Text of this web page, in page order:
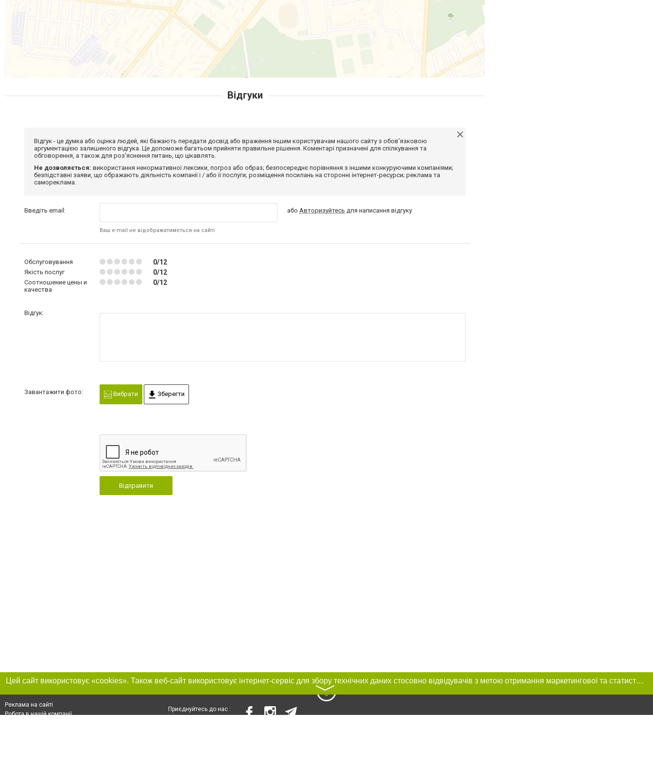
Відгуки
Відгук - це думка або оцінка людей, які бажають передати досвід або враження іншим користувачам нашого сайту з обов'язковою
аргументацією залишеного відгука. Це допоможе багатьом прийняти правильне рішення. Коментарі призначені для спілкування та
обговорення, а також для роз'яснення питань, що цікавлять.
Не дозволяється: використання ненормативної лексики, погроз або образ; безпосереднє порівняння з іншими конкуруючими компаніями;
безпідставні заяви, що ображають діяльність компанії і / або її послуги; розміщення посилань на сторонні інтернет-ресурси; реклама та
самореклама.
Введіть email:
Ваш e-mail не відображатиметься на сайті
абоАвторизуйтесь для написання відгуку
Обслуговування 0/12
Якість послуг 0/12
Соотношение цены и
качества
0/12
Відгук:
Завантажити фото: Вибрати Зберегти
Відправити
Цей сайт використовує «cookies». Також веб-сайт використовує інтернет-сервіс для збору технічних даних стосовно відвідувачів з метою отримання маркетингової та статистичної інформації. Умови обробки даних відвідувачів сайту див.
〉
Реклама на сайті
Робота в нашій компанії
Приєднуйтесь до нас :